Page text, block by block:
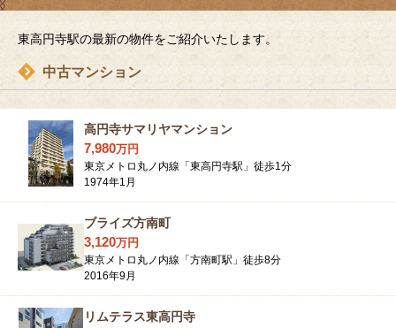
東高円寺駅の最新の物件をご紹介いたします。
中古マンション
高円寺サマリヤマンション
7,980万円
東京メトロ丸ノ内線「東高円寺駅」徒歩1分
1974年1月
ブライズ方南町
3,120万円
東京メトロ丸ノ内線「方南町駅」徒歩8分
2016年9月
リムテラス東高円寺